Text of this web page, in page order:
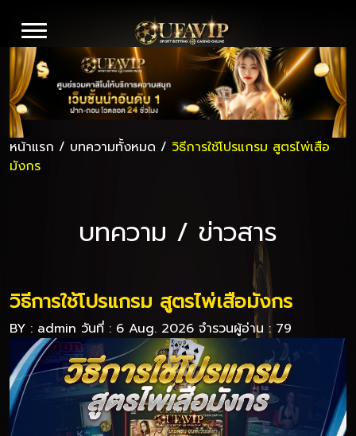
หน้าแรก / บทความทั้งหมด / วิธีการใช้โปรแกรม สูตรไพ่เสือ
มังกร
บทความ / ข่าวสาร
วิธีการใช้โปรแกรม สูตรไพ่เสือมังกร
BY : admin วันที่ : 6 Aug. 2026 จำรวนผู้อ่าน : 79